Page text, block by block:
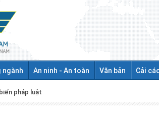
ngành An ninh - An toàn Văn bản Cải
pháp luật